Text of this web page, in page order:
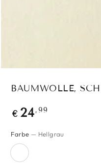
BAUMWOLLE,
Regulärer
€ 24,99
Farbe — Hellgrau